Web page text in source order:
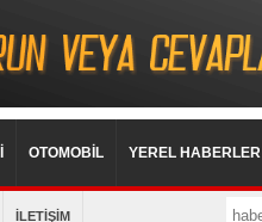
OTOMOBİL YEREL HABERLER
İLETİŞİM